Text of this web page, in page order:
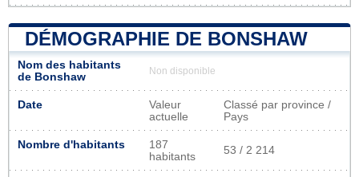
DÉMOGRAPHIE DE BONSHAW
Nom des habitants
de Bonshaw
Non disponible
Date
Valeur
actuelle
Classé par province /
Pays
Nombre d'habitants
187
habitants
53 / 2 214